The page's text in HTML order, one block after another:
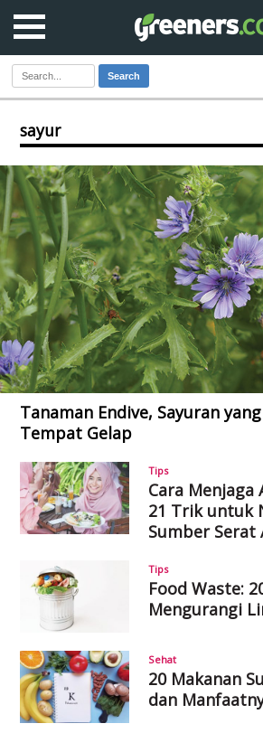
Search
sayur
Tanaman Endive, Sayuran
Tempat Gelap
Tips
Cara Menjaga
21 Trik untuk
Sumber Serat
Tips
Food Waste:
Mengurangi
Sehat
20 Makanan
dan